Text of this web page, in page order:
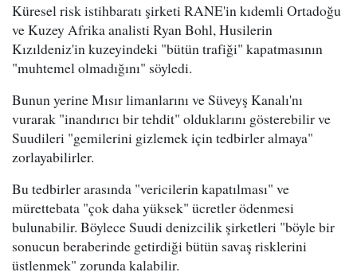
Küresel risk istihbaratı şirketi RANE'in kıdemli Ortadoğu
ve Kuzey Afrika analisti Ryan Bohl, Husilerin
Kızıldeniz'in kuzeyindeki "bütün trafiği" kapatmasının
"muhtemel olmadığını" söyledi.
Bunun yerine Mısır limanlarını ve Süveyş Kanalı'nı
vurarak "inandırıcı bir tehdit" olduklarını gösterebilir ve
Suudileri "gemilerini gizlemek için tedbirler almaya"
zorlayabilirler.
Bu tedbirler arasında "vericilerin kapatılması" ve
mürettebata "çok daha yüksek" ücretler ödenmesi
bulunabilir. Böylece Suudi denizcilik şirketleri "böyle bir
sonucun beraberinde getirdiği bütün savaş risklerini
üstlenmek" zorunda kalabilir.